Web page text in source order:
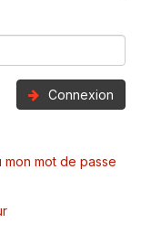
Connexion
mot de passe